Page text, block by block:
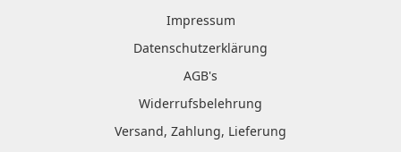
Impressum
Datenschutzerklärung
AGB's
Widerrufsbelehrung
Versand, Zahlung, Lieferung